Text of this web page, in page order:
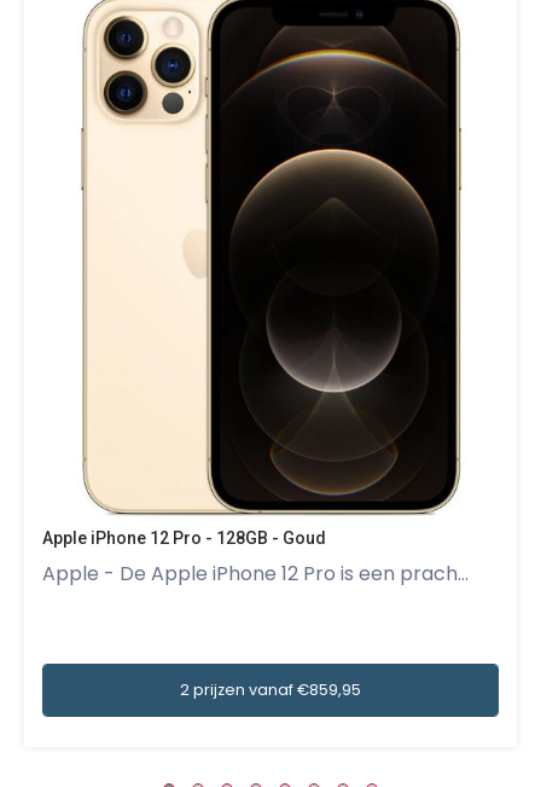
Apple iPhone 12 Pro - 128GB - Goud
Apple - De Apple iPhone 12 Pro is een prach...
2 prijzen vanaf €859,95